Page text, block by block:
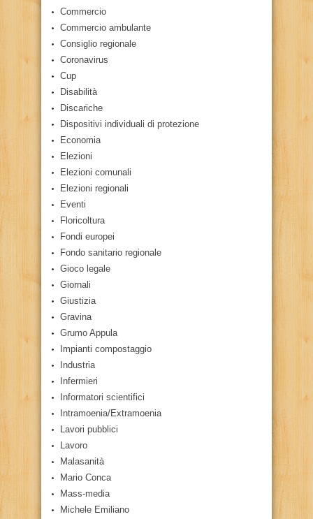
Commercio
Commercio ambulante
Consiglio regionale
Coronavirus
Cup
Disabilità
Discariche
Dispositivi individuali di protezione
Economia
Elezioni
Elezioni comunali
Elezioni regionali
Eventi
Floricoltura
Fondi europei
Fondo sanitario regionale
Gioco legale
Giornali
Giustizia
Gravina
Grumo Appula
Impianti compostaggio
Industria
Infermieri
Informatori scientifici
Intramoenia/Extramoenia
Lavori pubblici
Lavoro
Malasanità
Mario Conca
Mass-media
Michele Emiliano